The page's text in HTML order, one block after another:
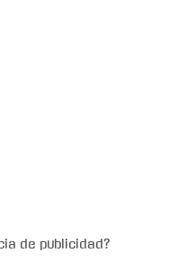
de publicidad?